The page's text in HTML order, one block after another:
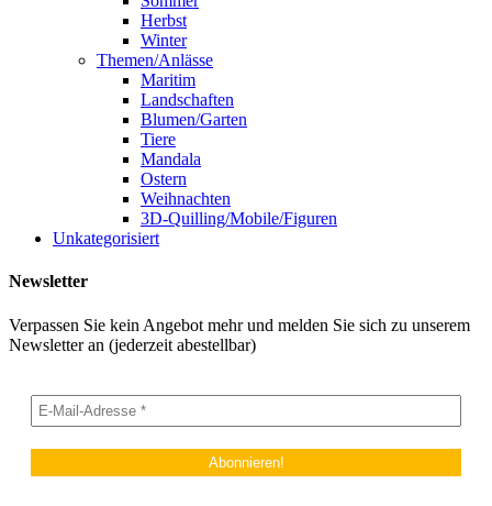
Herbst
Winter
Themen/Anlässe
Maritim
Landschaften
Blumen/Garten
Tiere
Mandala
Ostern
Weihnachten
3D-Quilling/Mobile/Figuren
Unkategorisiert
Newsletter
Verpassen Sie kein Angebot mehr und melden Sie sich zu unserem
Newsletter an (jederzeit abestellbar)